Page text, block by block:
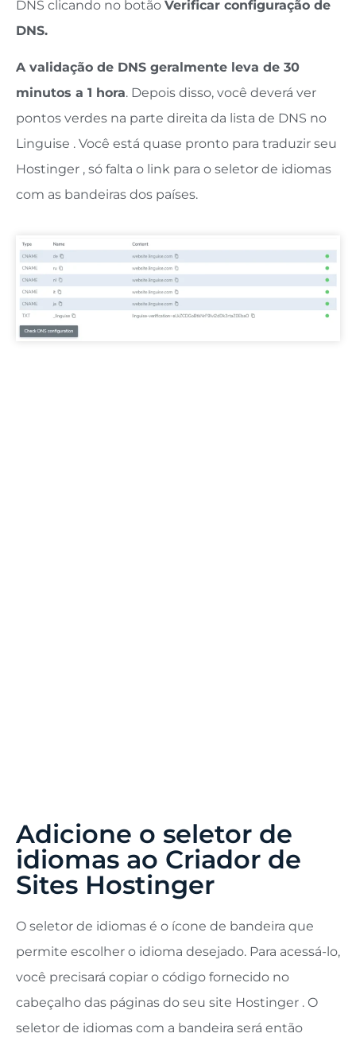
DNS clicando no botão Verificar configuração de
DNS.
A validação de DNS geralmente leva de 30
minutos a 1 hora. Depois disso, você deverá ver
pontos verdes na parte direita da lista de DNS no
Linguise . Você está quase pronto para traduzir seu
Hostinger , só falta o link para o seletor de idiomas
com as bandeiras dos países.
Adicione o seletor de
idiomas ao Criador de
Sites Hostinger
O seletor de idiomas é o ícone de bandeira que
permite escolher o idioma desejado. Para acessá-lo,
você precisará copiar o código fornecido no
cabeçalho das páginas do seu site Hostinger . O
seletor de idiomas com a bandeira será então